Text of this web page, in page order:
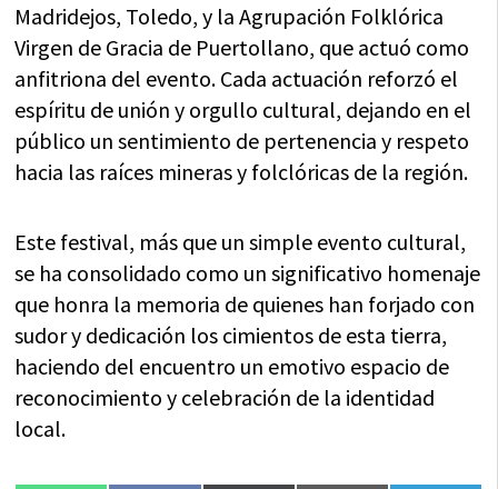
Madridejos, Toledo, y la Agrupación Folklórica
Virgen de Gracia de Puertollano, que actuó como
anfitriona del evento. Cada actuación reforzó el
espíritu de unión y orgullo cultural, dejando en el
público un sentimiento de pertenencia y respeto
hacia las raíces mineras y folclóricas de la región.
Este festival, más que un simple evento cultural,
se ha consolidado como un significativo homenaje
que honra la memoria de quienes han forjado con
sudor y dedicación los cimientos de esta tierra,
haciendo del encuentro un emotivo espacio de
reconocimiento y celebración de la identidad
local.